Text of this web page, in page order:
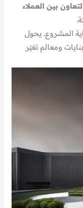
بين العملاء
المشروع. يحول
ومعالم تغيّر